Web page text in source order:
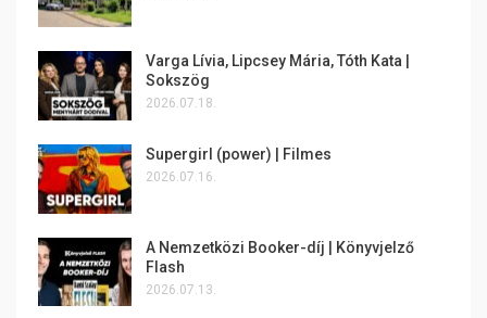
Varga Lívia, Lipcsey Mária, Tóth Kata |
Sokszög
2026.07.18.
Supergirl (power) | Filmes
2026.07.16.
A Nemzetközi Booker-díj | Könyvjelző
Flash
2026.07.13.